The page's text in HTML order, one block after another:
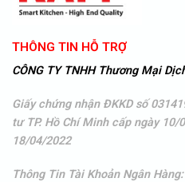
THÔNG TIN HỖ TRỢ
CÔNG TY TNHH Thương Mại
Giấy chứng nhận ĐKKD số
tư TP. Hồ Chí Minh cấp ngày 10/
18/04/2022
Thông Tin Tài Khoản Ngân